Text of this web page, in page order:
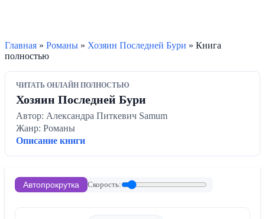
Главная » Романы » Хозяин Последней Бури » Книга
полностью
ЧИТАТЬ ОНЛАЙН ПОЛНОСТЬЮ
Хозяин Последней Бури
Автор: Александра Питкевич Samum
Жанр: Романы
Описание книги
Автопрокрутка Скорость: